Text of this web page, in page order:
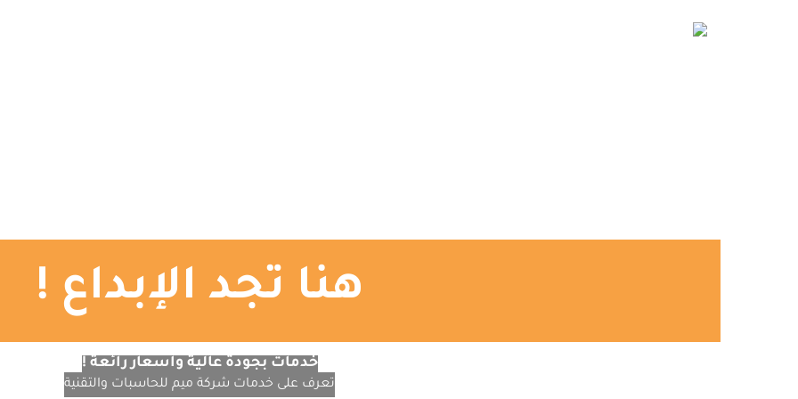
هنا تجد الإبداع !
خدمات بجودة عالية وأسعار رائعة !
تعرف على خدمات شركة ميم للحاسبات والتقنية